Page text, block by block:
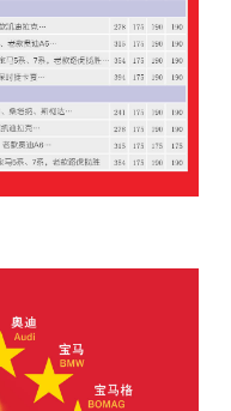
EX Prototype
D
利重点企业